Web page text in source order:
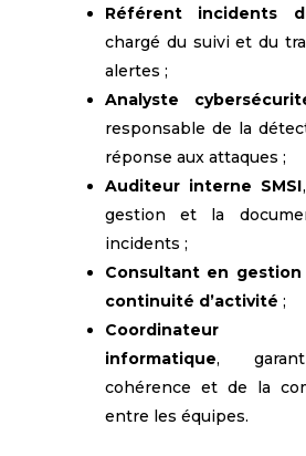
Référent incidents
chargé du suivi et du
alertes ;
Analyste
responsable de la
réponse aux attaques ;
Auditeur interne SMSI
gestion et la
incidents ;
Consultant en
continuité d’activité ;
Coordinateur
informatique,
cohérence et de la
entre les équipes.